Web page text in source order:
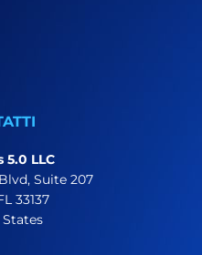
5.0 LLC
Suite 207
33137